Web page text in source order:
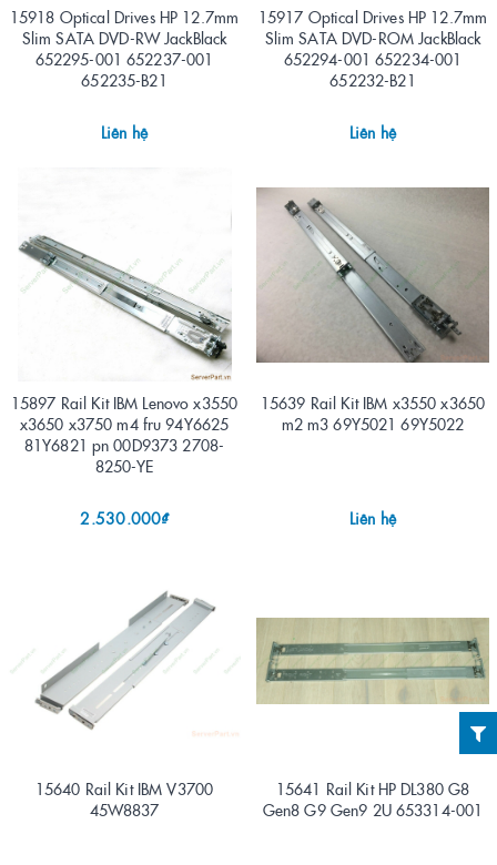
15918 Optical Drives HP 12.7mm
Slim SATA DVD-RW JackBlack
652295-001 652237-001
652235-B21
Liên hệ
15917 Optical Drives HP 12.7mm
Slim SATA DVD-ROM JackBlack
652294-001 652234-001
652232-B21
Liên hệ
15897 Rail Kit IBM Lenovo x3550
x3650 x3750 m4 fru 94Y6625
81Y6821 pn 00D9373 2708-
8250-YE
2.530.000₫
15639 Rail Kit IBM x3550 x3650
m2 m3 69Y5021 69Y5022
Liên hệ
15640 Rail Kit IBM V3700
45W8837
15641 Rail Kit HP DL380 G8
Gen8 G9 Gen9 2U 653314-001